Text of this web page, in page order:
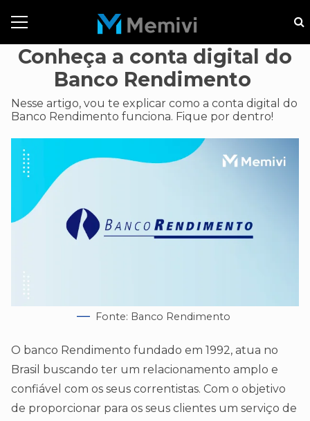
Conheça a conta digital do
Banco Rendimento
Nesse artigo, vou te explicar como a conta digital do
Banco Rendimento funciona. Fique por dentro!
Fonte: Banco Rendimento
O banco Rendimento fundado em 1992, atua no
Brasil buscando ter um relacionamento amplo e
confiável com os seus correntistas. Com o objetivo
de proporcionar para os seus clientes um serviço de